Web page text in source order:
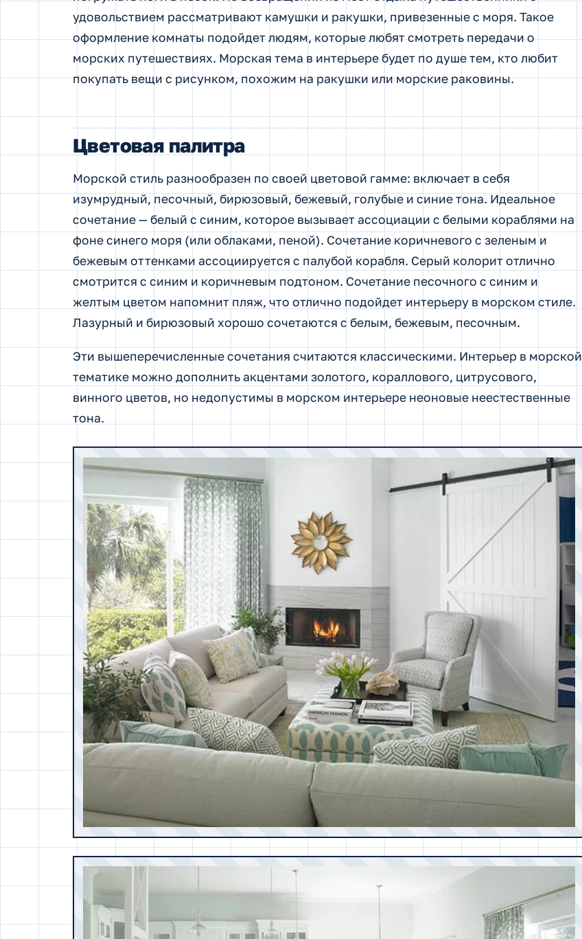
удовольствием рассматривают камушки и ракушки, привезенные с моря. Такое
оформление комнаты подойдет людям, которые любят смотреть передачи о
морских путешествиях. Морская тема в интерьере будет по душе тем, кто любит
покупать вещи с рисунком, похожим на ракушки или морские раковины.
Цветовая палитра
Морской стиль разнообразен по своей цветовой гамме: включает в себя
изумрудный, песочный, бирюзовый, бежевый, голубые и синие тона. Идеальное
сочетание — белый с синим, которое вызывает ассоциации с белыми кораблями на
фоне синего моря (или облаками, пеной). Сочетание коричневого с зеленым и
бежевым оттенками ассоциируется с палубой корабля. Серый колорит отлично
смотрится с синим и коричневым подтоном. Сочетание песочного с синим и
желтым цветом напомнит пляж, что отлично подойдет интерьеру в морском стиле.
Лазурный и бирюзовый хорошо сочетаются с белым, бежевым, песочным.
Эти вышеперечисленные сочетания считаются классическими. Интерьер в морской
тематике можно дополнить акцентами золотого, кораллового, цитрусового,
винного цветов, но недопустимы в морском интерьере неоновые неестественные
тона.